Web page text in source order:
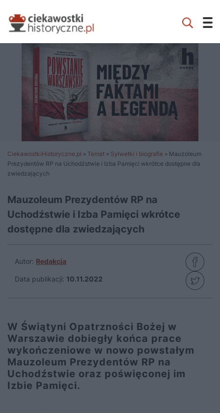
CiekawostkiHistoryczne.pl » Temat » Sylwetki i biografie » Mauzoleum
Prezydentów RP na Uchodźstwie i Izba Pamięci wkrótce dostępne dla
zwiedzających
Mauzoleum Prezydentów RP na
Uchodźstwie i Izba Pamięci wkrótce
dostępne dla zwiedzających
Autor: Redakcja
Data publikacji: 10.11.2022
W Świątyni Opatrzności Bożej w
Warszawie dobiegły końca prace
wykończeniowe w nowo powstałym
Mauzoleum Prezydentów RP na
Uchodźstwie oraz poświęconej im
Izbie Pamięci.